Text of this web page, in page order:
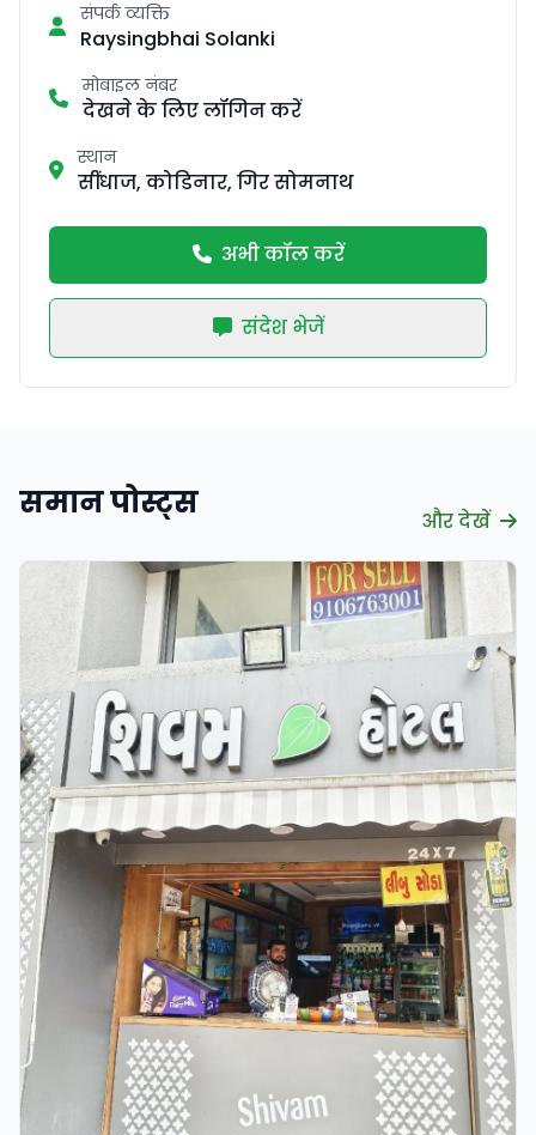
संपर्क व्यक्ति
Raysingbhai Solanki
मोबाइल नंबर
देखने के लिए लॉगिन करें
स्थान
सींधाज, कोडिनार, गिर सोमनाथ
अभी कॉल करें
संदेश भेजें
समान पोस्ट्स और देखें